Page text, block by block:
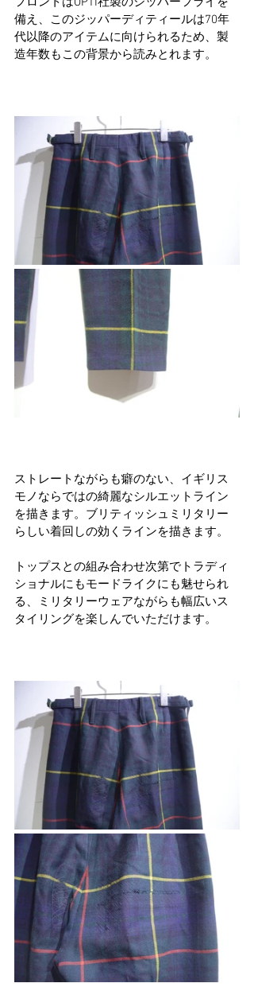
備え、このジッパーディティールは70年
代以降のアイテムに向けられるため、製
造年数もこの背景から読みとれます。
ストレートながらも癖のない、イギリス
モノならではの綺麗なシルエットライン
を描きます。ブリティッシュミリタリー
らしい着回しの効くラインを描きます。
トップスとの組み合わせ次第でトラディ
ショナルにもモードライクにも魅せられ
る、ミリタリーウェアながらも幅広いス
タイリングを楽しんでいただけます。